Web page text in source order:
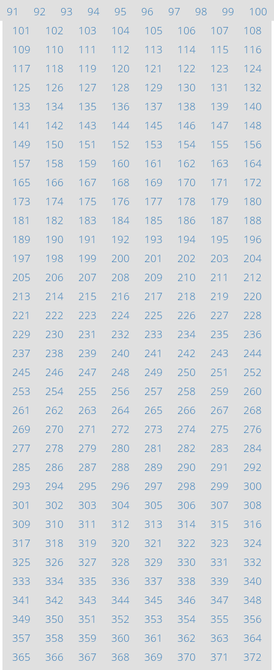
91
92 93 94 95 96 97 98 99
100
101
102 103 104 105 106 107
108
109
110 111 112 113 114 115
116
117
118 119 120 121 122 123
124
125
126 127 128 129 130 131
132
133
134 135 136 137 138 139
140
141
142 143 144 145 146 147
148
149
150 151 152 153 154 155
156
157
158 159 160 161 162 163
164
165
166 167 168 169 170 171
172
173
174 175 176 177 178 179
180
181
182 183 184 185 186 187
188
189
190 191 192 193 194 195
196
197
198 199 200 201 202 203
204
205
206 207 208 209 210 211
212
213
214 215 216 217 218 219
220
221
222 223 224 225 226 227
228
229
230 231 232 233 234 235
236
237
238 239 240 241 242 243
244
245
246 247 248 249 250 251
252
253
254 255 256 257 258 259
260
261
262 263 264 265 266 267
268
269
270 271 272 273 274 275
276
277
278 279 280 281 282 283
284
285
286 287 288 289 290 291
292
293
294 295 296 297 298 299
300
301
302 303 304 305 306 307
308
309
310 311 312 313 314 315
316
317
318 319 320 321 322 323
324
325
326 327 328 329 330 331
332
333
334 335 336 337 338 339
340
341
342 343 344 345 346 347
348
349
350 351 352 353 354 355
356
357
358 359 360 361 362 363
364
365
366 367 368 369 370 371
372